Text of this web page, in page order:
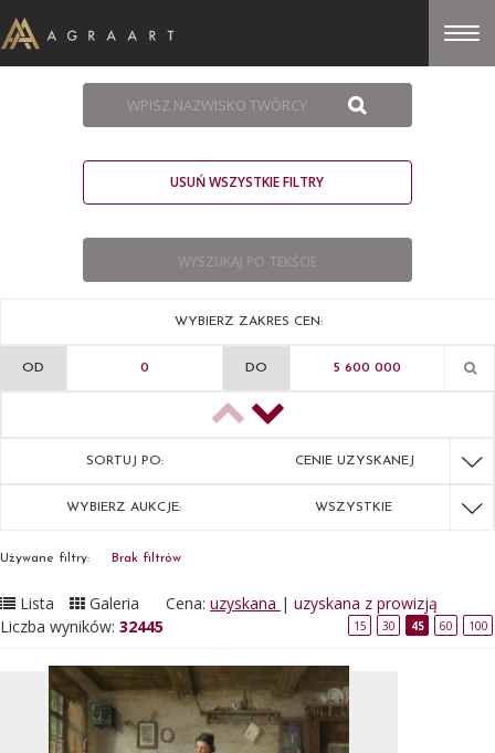
USUŃ WSZYSTKIE FILTRY
WYBIERZ ZAKRES CEN:
OD DO
SORTUJ PO: CENIE UZYSKANEJ
WYBIERZ AUKCJE: WSZYSTKIE
Używane filtry: Brak filtrów
Lista Galeria Cena: uzyskana | uzyskana z prowizją
Liczba wyników: 32445 15 30 45 60 100